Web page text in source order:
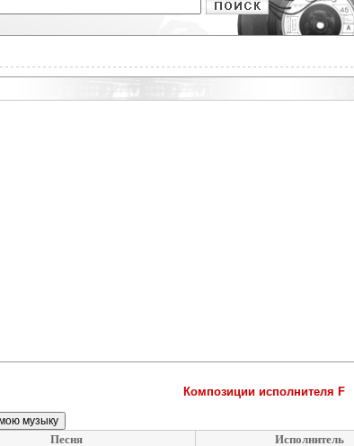
Композиции исполнителя F
Песня Исполнитель